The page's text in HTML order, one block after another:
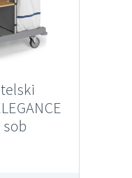
sob